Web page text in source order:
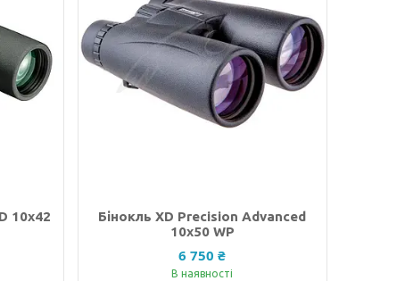
10х42
Бінокль XD Precision Advanced
10х50 WP
6 750 ₴
В наявності